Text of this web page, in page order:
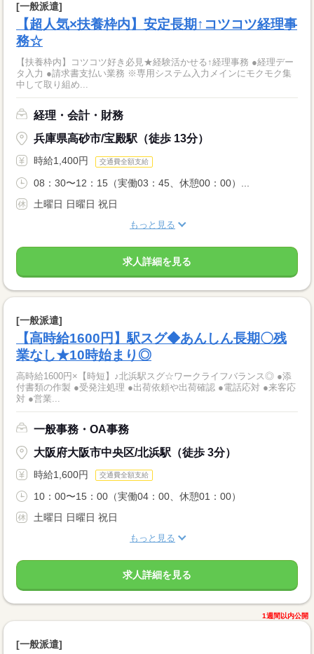
[一般派遣]
【超人気×扶養枠内】安定長期↑コツコツ経理事
務☆
【扶養枠内】コツコツ好き必見★経験活かせる↑経理事務 ●経理デー
タ入力 ●請求書支払い業務 ※専用システム入力メインにモクモク集
中して取り組め...
経理・会計・財務
兵庫県高砂市/宝殿駅（徒歩 13分）
時給1,400円 交通費全額支給
08：30〜12：15（実働03：45、休憩00：00）...
土曜日 日曜日 祝日
もっと見る
求人詳細を見る
[一般派遣]
【高時給1600円】駅スグ◆あんしん長期〇残
業なし★10時始まり◎
高時給1600円×【時短】♪北浜駅スグ☆ワークライフバランス◎ ●添
付書類の作製 ●受発注処理 ●出荷依頼や出荷確認 ●電話応対 ●来客応
対 ●営業...
一般事務・OA事務
大阪府大阪市中央区/北浜駅（徒歩 3分）
時給1,600円 交通費全額支給
10：00〜15：00（実働04：00、休憩01：00）
土曜日 日曜日 祝日
もっと見る
求人詳細を見る
1週間以内公開
[一般派遣]